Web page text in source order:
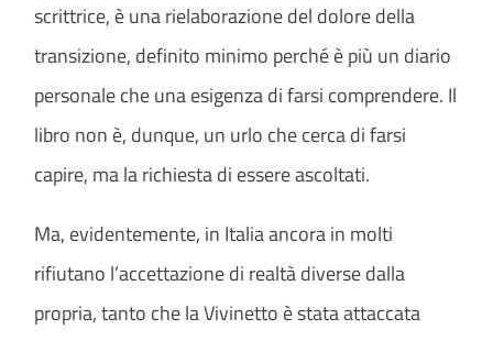
scrittrice, è una rielaborazione del dolore della
transizione, definito minimo perché è più un diario
personale che una esigenza di farsi comprendere. Il
libro non è, dunque, un urlo che cerca di farsi
capire, ma la richiesta di essere ascoltati.
Ma, evidentemente, in Italia ancora in molti
rifiutano l’accettazione di realtà diverse dalla
propria, tanto che la Vivinetto è stata attaccata